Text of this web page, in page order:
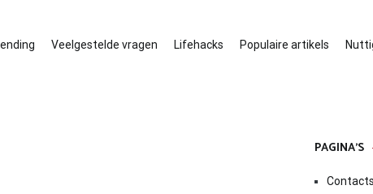
Veelgestelde vragen Lifehacks Populaire artikels
PAGINA’S
Contacts